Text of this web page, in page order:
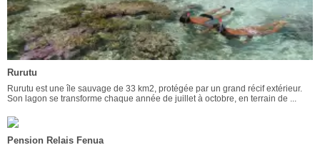
Rurutu
Rurutu est une île sauvage de 33 km2, protégée par un grand récif extérieur.
Son lagon se transforme chaque année de juillet à octobre, en terrain de ...
Pension Relais Fenua